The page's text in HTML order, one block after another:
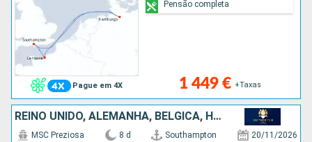
Pague em 4X 1 449 € +Taxas
Pensão completa
REINO UNIDO, ALEMANHA, BÉLGICA, HOLANDA, FRANÇA
MSC Preziosa 8 d Southampton 20/11/2026